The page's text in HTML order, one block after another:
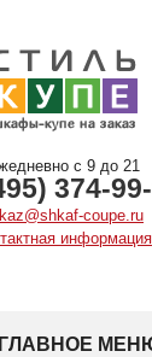
с 9 до 21
374-
coupe.ru
информация
ГЛАВНОЕ